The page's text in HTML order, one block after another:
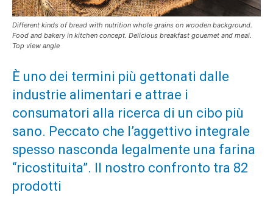
Different kinds of bread with nutrition whole grains on wooden background.
Food and bakery in kitchen concept. Delicious breakfast gouemet and meal.
Top view angle
È uno dei termini più gettonati dalle
industrie alimentari e attrae i
consumatori alla ricerca di un cibo più
sano. Peccato che l’aggettivo integrale
spesso nasconda legalmente una farina
“ricostituita”. Il nostro confronto tra 82
prodotti